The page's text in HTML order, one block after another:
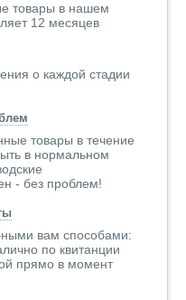
товары в нашем
12 месяцев
о каждой стадии
товары в течение
в нормальном
- без проблем!
вам способами:
по квитанции
прямо в момент